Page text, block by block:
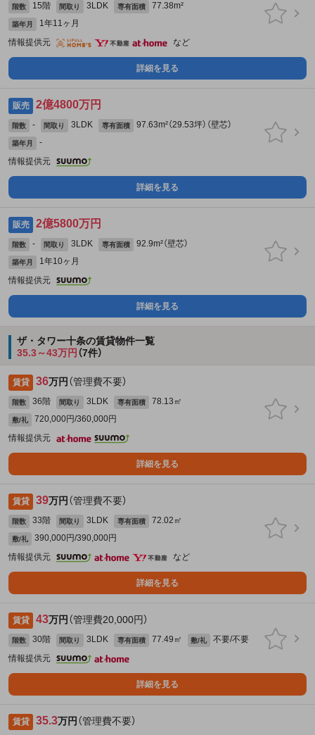
階数 15階 間取り 3LDK 専有面積 77.38m²
築年月
1年11ヶ月
情報提供元
など
詳細を見る
販売 2億4800万円
階数 - 間取り 3LDK 専有面積 97.63m²（29.53坪）（壁芯）
築年月
-
情報提供元
詳細を見る
販売 2億5800万円
階数 - 間取り 3LDK 専有面積 92.9m²（壁芯）
築年月
1年10ヶ月
情報提供元
詳細を見る
ザ・タワー十条の賃貸物件一覧
35.3～43万円 （7件）
賃貸 36万円 （管理費不要）
階数 36階 間取り 3LDK 専有面積 78.13㎡
敷/礼
720,000円/360,000円
情報提供元
詳細を見る
賃貸 39万円 （管理費不要）
階数 33階 間取り 3LDK 専有面積 72.02㎡
敷/礼
390,000円/390,000円
情報提供元
など
詳細を見る
賃貸 43万円 （管理費20,000円）
階数 30階 間取り 3LDK 専有面積 77.49㎡ 敷/礼
不要/不要
情報提供元
詳細を見る
賃貸 35.3万円 （管理費不要）